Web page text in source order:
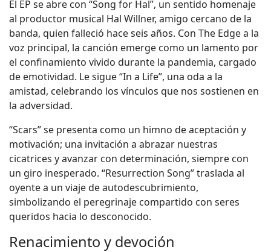
El EP se abre con “Song for Hal”, un sentido homenaje
al productor musical Hal Willner, amigo cercano de la
banda, quien falleció hace seis años. Con The Edge a la
voz principal, la canción emerge como un lamento por
el confinamiento vivido durante la pandemia, cargado
de emotividad. Le sigue “In a Life”, una oda a la
amistad, celebrando los vínculos que nos sostienen en
la adversidad.
“Scars” se presenta como un himno de aceptación y
motivación; una invitación a abrazar nuestras
cicatrices y avanzar con determinación, siempre con
un giro inesperado. “Resurrection Song” traslada al
oyente a un viaje de autodescubrimiento,
simbolizando el peregrinaje compartido con seres
queridos hacia lo desconocido.
Renacimiento y devoción